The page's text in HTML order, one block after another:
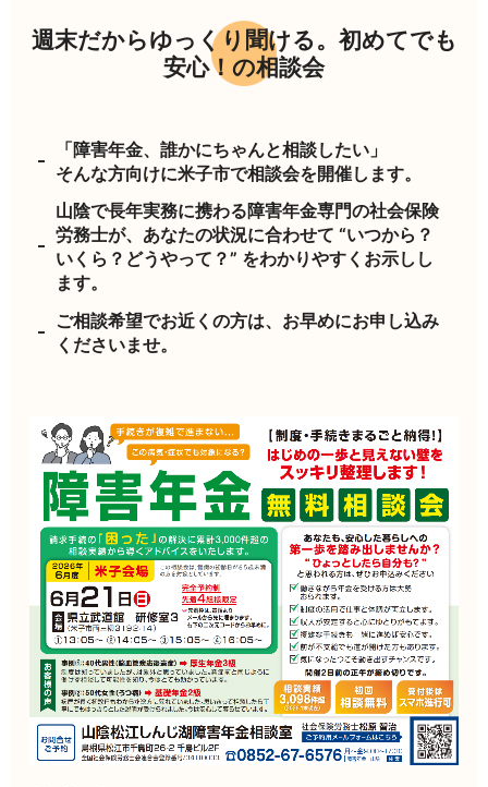
週末だからゆっくり聞ける。初めてでも
安心！の相談会
「障害年金、誰かにちゃんと相談したい」
そんな方向けに米子市で相談会を開催します。
山陰で長年実務に携わる障害年金専門の社会保険
労務士が、あなたの状況に合わせて “いつから？
いくら？どうやって？” をわかりやすくお示しし
ます。
ご相談希望でお近くの方は、お早めにお申し込み
くださいませ。